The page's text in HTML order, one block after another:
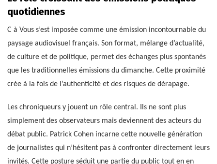
quotidiennes
C à Vous s’est imposée comme une émission incontournable du
paysage audiovisuel français. Son format, mélange d’actualité,
de culture et de politique, permet des échanges plus spontanés
que les traditionnelles émissions du dimanche. Cette proximité
crée à la fois de l’authenticité et des risques de dérapage.
Les chroniqueurs y jouent un rôle central. Ils ne sont plus
simplement des observateurs mais deviennent des acteurs du
débat public. Patrick Cohen incarne cette nouvelle génération
de journalistes qui n’hésitent pas à confronter directement leurs
invités. Cette posture séduit une partie du public tout en en